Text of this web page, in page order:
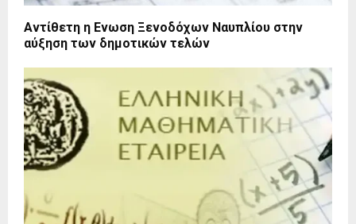
Αντίθετη η Ενωση Ξενοδόχων Ναυπλίου στην
αύξηση των δημοτικών τελών